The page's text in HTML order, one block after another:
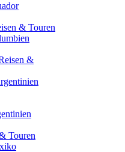
& Touren
&
Touren